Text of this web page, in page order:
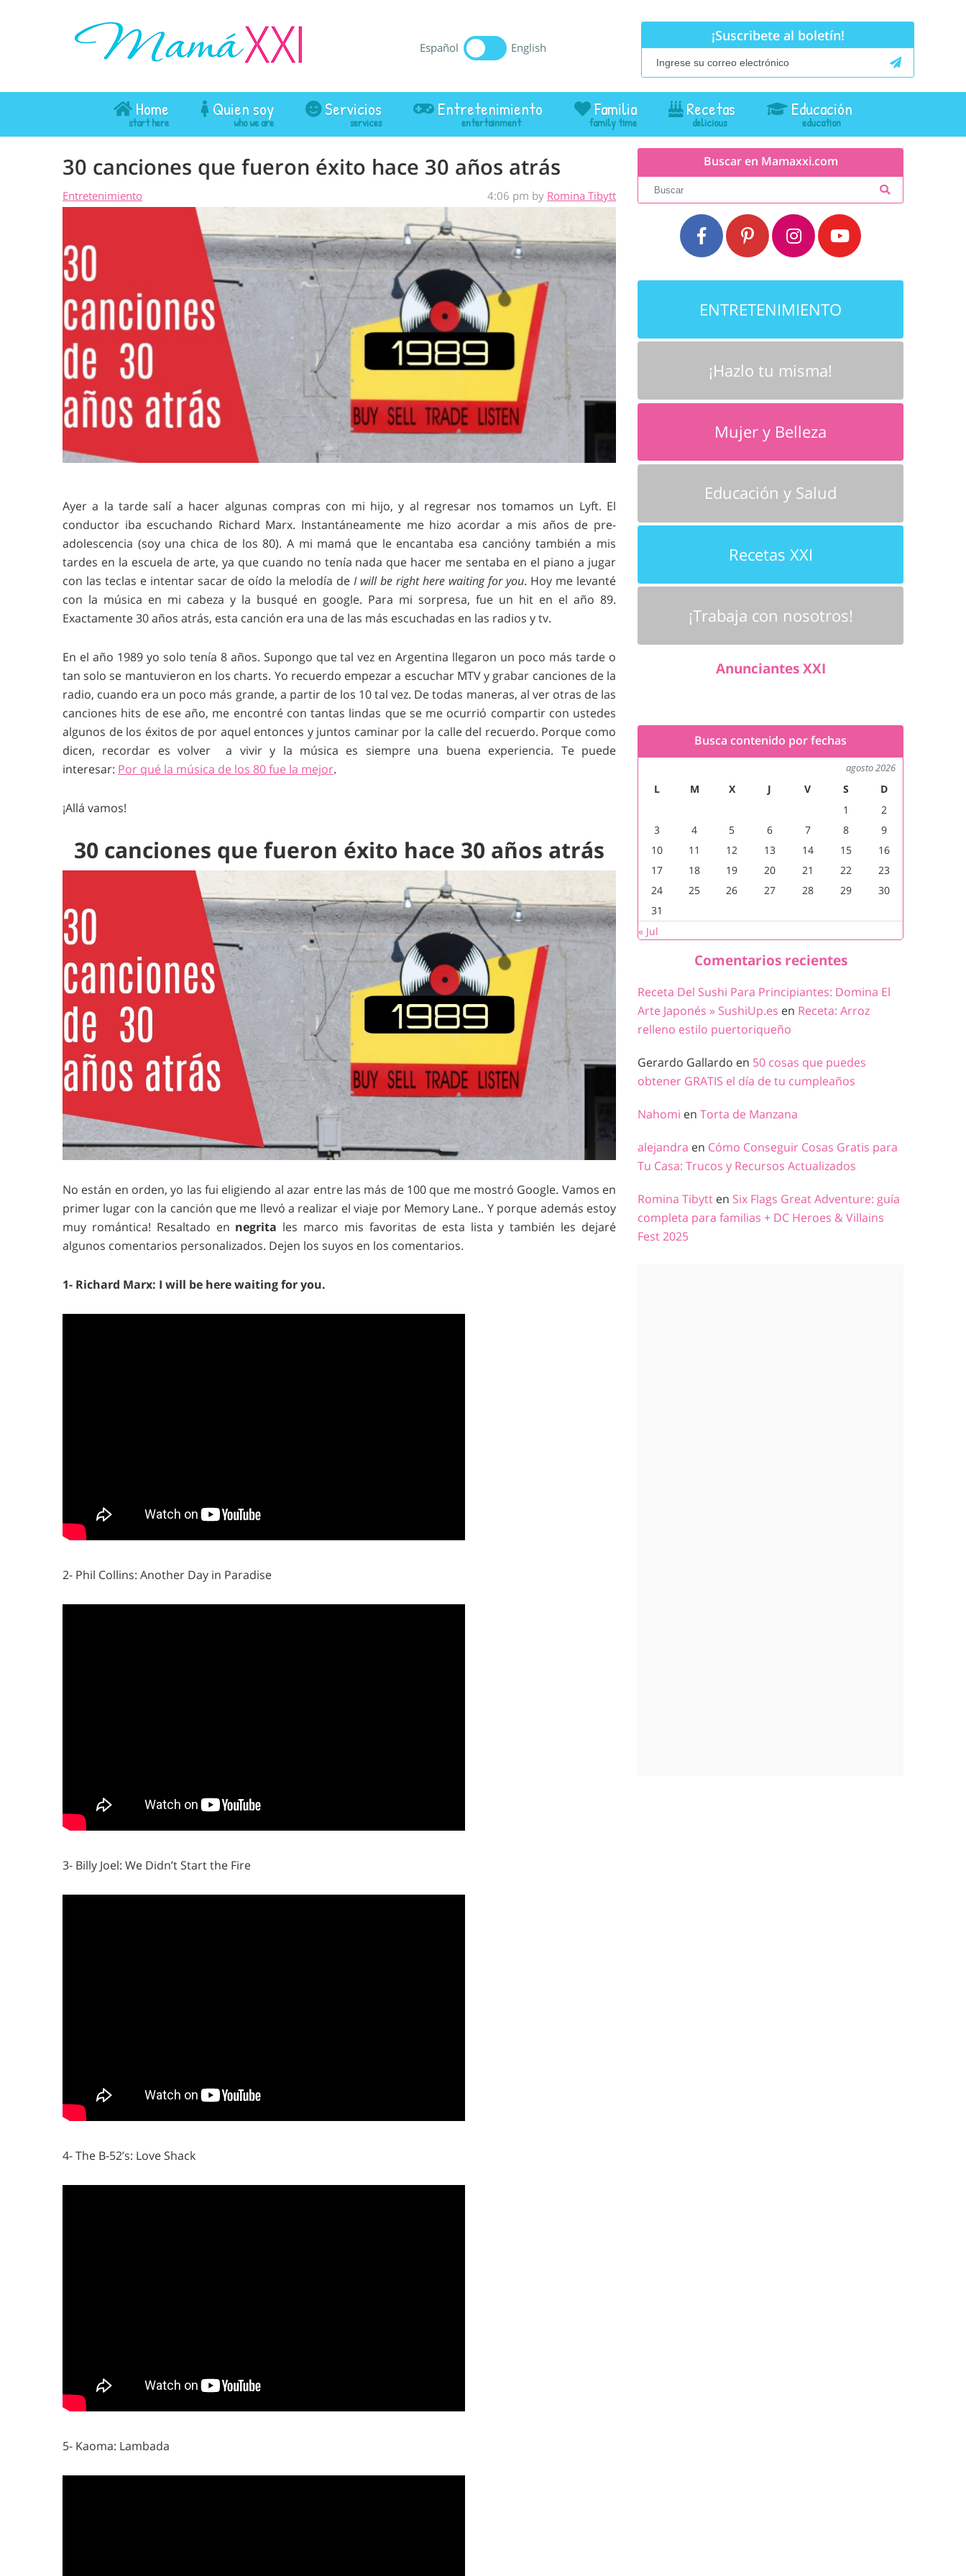
Español English
¡Suscribete al boletín!
Home Quien soy Servicios Entretenimiento Familia Recetas Educación
30 canciones que fueron éxito hace 30 años atrás
Entretenimiento 4:06 pm by Romina Tibytt
Ayer a la tarde salí a hacer algunas compras con mi hijo, y al regresar nos tomamos un Lyft. El
conductor iba escuchando Richard Marx. Instantáneamente me hizo acordar a mis años de pre-
adolescencia (soy una chica de los 80). A mi mamá que le encantaba esa cancióny también a mis
tardes en la escuela de arte, ya que cuando no tenía nada que hacer me sentaba en el piano a jugar
con las teclas e intentar sacar de oído la melodía de I will be right here waiting for you. Hoy me levanté
con la música en mi cabeza y la busqué en google. Para mi sorpresa, fue un hit en el año 89.
Exactamente 30 años atrás, esta canción era una de las más escuchadas en las radios y tv.
En el año 1989 yo solo tenía 8 años. Supongo que tal vez en Argentina llegaron un poco más tarde o
tan solo se mantuvieron en los charts. Yo recuerdo empezar a escuchar MTV y grabar canciones de la
radio, cuando era un poco más grande, a partir de los 10 tal vez. De todas maneras, al ver otras de las
canciones hits de ese año, me encontré con tantas lindas que se me ocurrió compartir con ustedes
algunos de los éxitos de por aquel entonces y juntos caminar por la calle del recuerdo. Porque como
dicen, recordar es volver a vivir y la música es siempre una buena experiencia. Te puede
interesar: Por qué la música de los 80 fue la mejor.
¡Allá vamos!
30 canciones que fueron éxito hace 30 años atrás
No están en orden, yo las fui eligiendo al azar entre las más de 100 que me mostró Google. Vamos en
primer lugar con la canción que me llevó a realizar el viaje por Memory Lane.. Y porque además estoy
muy romántica! Resaltado en negrita les marco mis favoritas de esta lista y también les dejaré
algunos comentarios personalizados. Dejen los suyos en los comentarios.
1- Richard Marx: I will be here waiting for you.
2- Phil Collins: Another Day in Paradise
3- Billy Joel: We Didn’t Start the Fire
4- The B-52’s: Love Shack
5- Kaoma: Lambada
Buscar en Mamaxxi.com
ENTRETENIMIENTO
¡Hazlo tu misma!
Mujer y Belleza
Educación y Salud
Recetas XXI
¡Trabaja con nosotros!
Anunciantes XXI
Busca contenido por fechas
agosto 2026
L M X J V S
D
1
2
3
4 5 6 7 8
9
10
11 12 13 14 15
16
17
18 19 20 21 22
23
24
25 26 27 28 29
30
31
« Jul
Comentarios recientes
Receta Del Sushi Para Principiantes: Domina El
Arte Japonés » SushiUp.es en Receta: Arroz
relleno estilo puertoriqueño
Gerardo Gallardo en 50 cosas que puedes
obtener GRATIS el día de tu cumpleaños
Nahomi en Torta de Manzana
alejandra en Cómo Conseguir Cosas Gratis para
Tu Casa: Trucos y Recursos Actualizados
Romina Tibytt en Six Flags Great Adventure: guía
completa para familias + DC Heroes & Villains
Fest 2025